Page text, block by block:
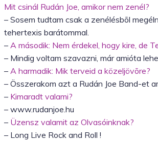
Mit csinál Rudán Joe, amikor nem zenél?
– Sosem tudtam csak a zenélésbõl
tehertexis barátommal.
– A második: Nem érdekel, hogy kire, de
– Mindig voltam szavazni, már amióta
– A harmadik: Mik terveid a közeljövõre?
– Összerakom azt a Rudán Joe Band-et
– Kimaradt valami?
– www.rudanjoe.hu
– Üzensz valamit az Olvasóinknak?
– Long Live Rock and Roll !